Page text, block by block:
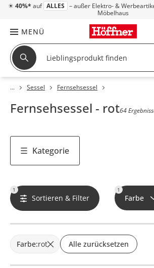
☀ 40%* auf ALLES – außer Elektro- &
Möbelhaus
MENÜ
Sessel Fernsehsessel
Fernsehsessel - rot64
Kategorie
1
Sortieren & Filter
1
Farbe
Farbe:rot Alle zurücksetzen